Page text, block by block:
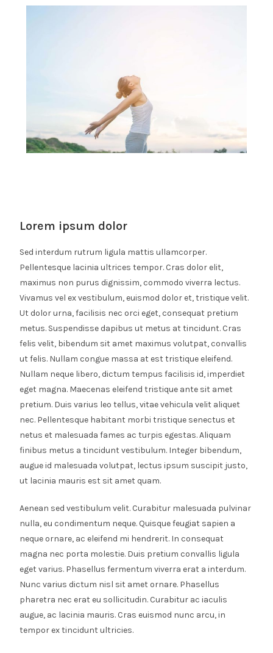
Lorem ipsum dolor
Sed interdum rutrum ligula mattis ullamcorper.
Pellentesque lacinia ultrices tempor. Cras dolor elit,
maximus non purus dignissim, commodo viverra lectus.
Vivamus vel ex vestibulum, euismod dolor et, tristique velit.
Ut dolor urna, facilisis nec orci eget, consequat pretium
metus. Suspendisse dapibus ut metus at tincidunt. Cras
felis velit, bibendum sit amet maximus volutpat, convallis
ut felis. Nullam congue massa at est tristique eleifend.
Nullam neque libero, dictum tempus facilisis id, imperdiet
eget magna. Maecenas eleifend tristique ante sit amet
pretium. Duis varius leo tellus, vitae vehicula velit aliquet
nec. Pellentesque habitant morbi tristique senectus et
netus et malesuada fames ac turpis egestas. Aliquam
finibus metus a tincidunt vestibulum. Integer bibendum,
augue id malesuada volutpat, lectus ipsum suscipit justo,
ut lacinia mauris est sit amet quam.
Aenean sed vestibulum velit. Curabitur malesuada pulvinar
nulla, eu condimentum neque. Quisque feugiat sapien a
neque ornare, ac eleifend mi hendrerit. In consequat
magna nec porta molestie. Duis pretium convallis ligula
eget varius. Phasellus fermentum viverra erat a interdum.
Nunc varius dictum nisl sit amet ornare. Phasellus
pharetra nec erat eu sollicitudin. Curabitur ac iaculis
augue, ac lacinia mauris. Cras euismod nunc arcu, in
tempor ex tincidunt ultricies.